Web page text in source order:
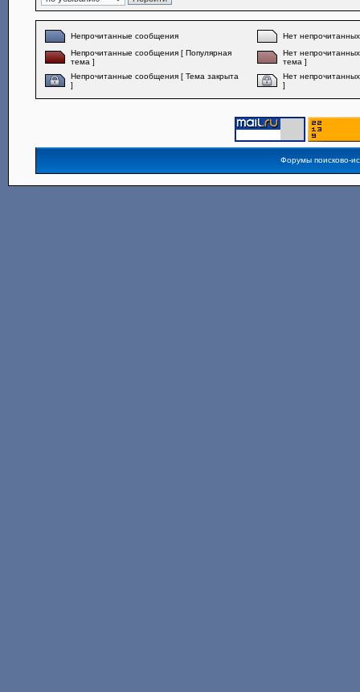
Непрочитанные сообщения
Нет
Непрочитанные сообщения [ Популярная
тема ]
Нет
тема ]
Непрочитанные сообщения [ Тема закрыта
]
Нет
]
Форумы поисково-